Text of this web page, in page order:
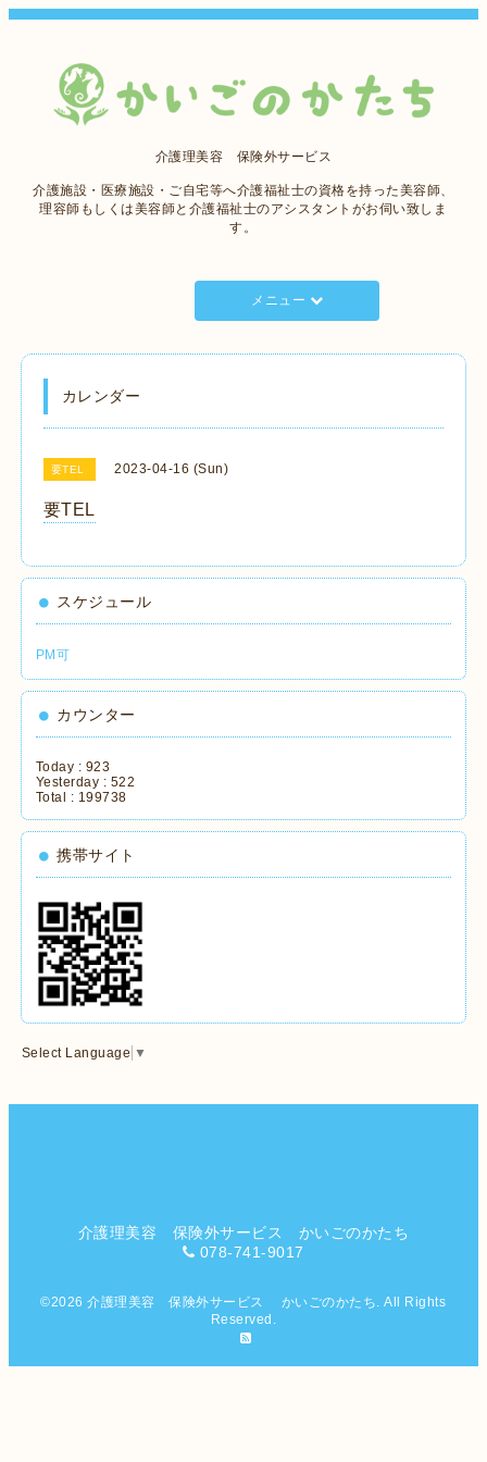
介護理美容 保険外サービス
介護施設・医療施設・ご自宅等へ介護福祉士の資格を持った美容師、
理容師もしくは美容師と介護福祉士のアシスタントがお伺い致しま
す。
メニュー
カレンダー
要TEL 2023-04-16 (Sun)
要TEL
スケジュール
PM可
カウンター
Today : 923
Yesterday : 522
Total : 199738
携帯サイト
Select Language ▼
介護理美容 保険外サービス かいごのかたち
078-741-9017
©2026介護理美容 保険外サービス かいごのかたち . All Rights
Reserved.